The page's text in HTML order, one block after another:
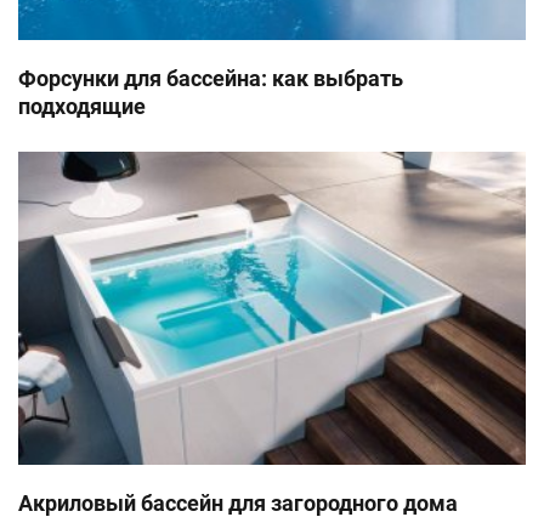
Форсунки для бассейна: как выбрать
подходящие
Акриловый бассейн для загородного дома